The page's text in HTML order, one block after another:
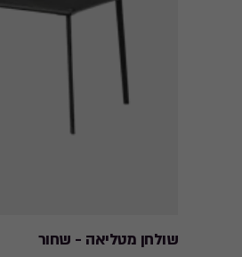
שולחן מטליאה - שחור